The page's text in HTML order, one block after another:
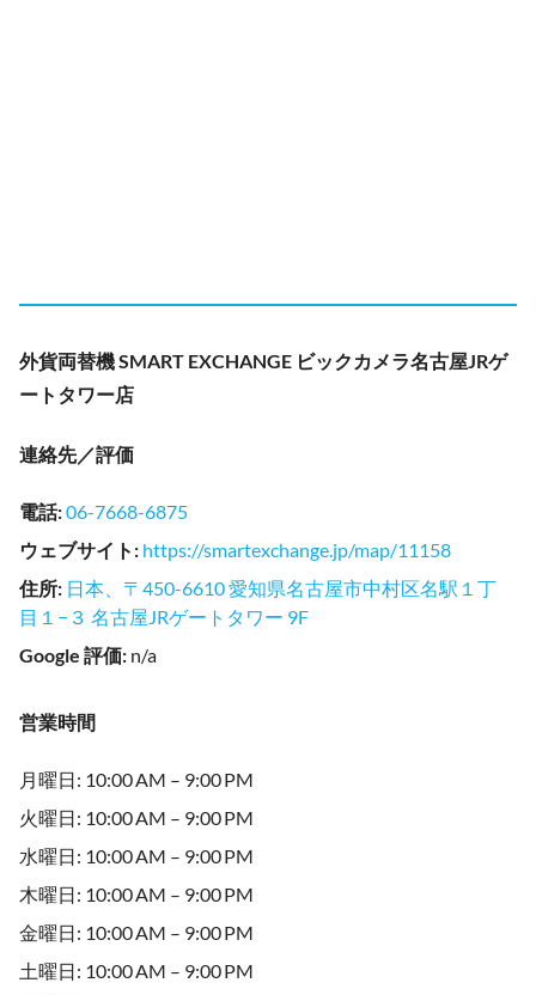
外貨両替機 SMART EXCHANGE ビックカメラ名古屋JRゲ
ートタワー店
連絡先／評価
電話:06-7668-6875
ウェブサイト : https://smartexchange.jp/map/11158
住所: 日本、〒450-6610 愛知県名古屋市中村区名駅１丁
目１−３ 名古屋JRゲートタワー 9F
Google 評価: n/a
営業時間
月曜日: 10:00 AM – 9:00 PM
火曜日: 10:00 AM – 9:00 PM
水曜日: 10:00 AM – 9:00 PM
木曜日: 10:00 AM – 9:00 PM
金曜日: 10:00 AM – 9:00 PM
土曜日: 10:00 AM – 9:00 PM